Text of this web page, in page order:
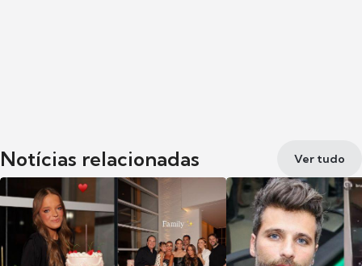
Notícias relacionadas Ver tudo